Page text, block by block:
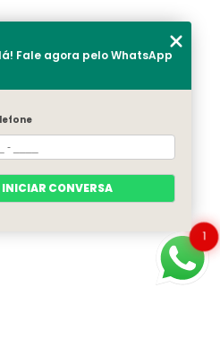
1
Fale agora pelo WhatsApp
INICIAR CONVERSA